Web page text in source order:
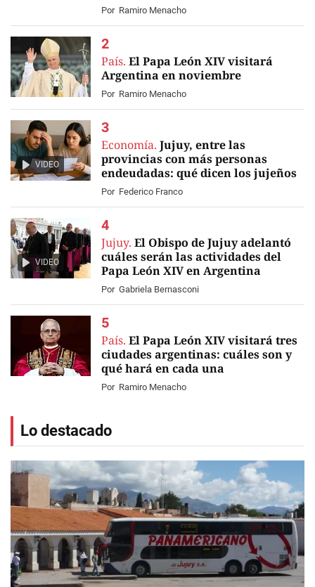
Por Ramiro Menacho
País. El Papa León XIV visitará
Argentina en noviembre
Por Ramiro Menacho
VIDEO
Economía. Jujuy, entre las
provincias con más personas
endeudadas: qué dicen los jujeños
Por Federico Franco
VIDEO
Jujuy. El Obispo de Jujuy adelantó
cuáles serán las actividades del
Papa León XIV en Argentina
Por Gabriela Bernasconi
País. El Papa León XIV visitará tres
ciudades argentinas: cuáles son y
qué hará en cada una
Por Ramiro Menacho
Lo destacado